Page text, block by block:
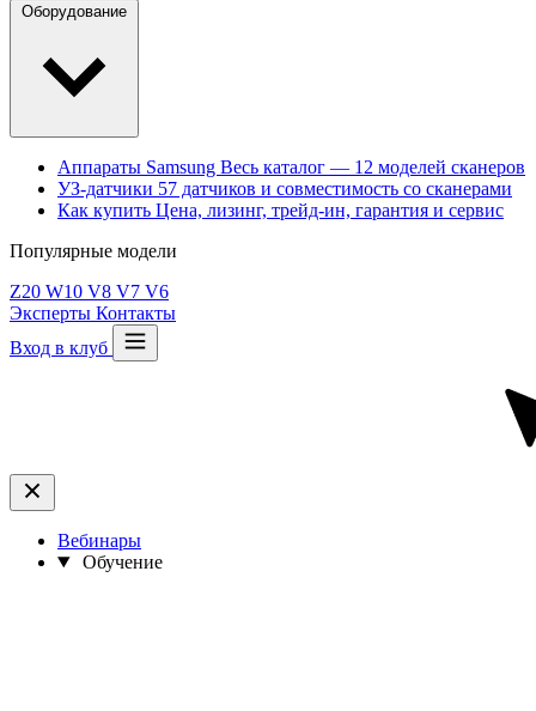
Аппараты Samsung Весь каталог — 12 моделей сканеров
УЗ-датчики 57 датчиков и совместимость со сканерами
Как купить Цена, лизинг, трейд-ин, гарантия и сервис
Популярные модели
Z20 W10 V8 V7 V6
Эксперты Контакты
Вход в клуб
Вебинары
Обучение